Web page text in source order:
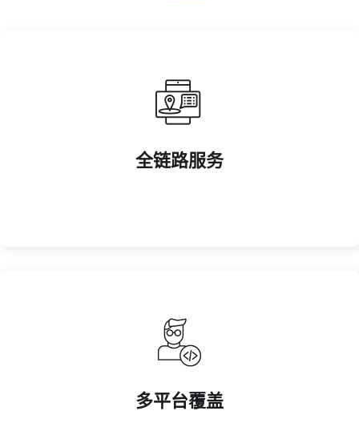
全链路服务
覆盖赛事策划、直播执行及周边运营，实现全产业链无缝
多平台覆盖
打通 PC、移动端及电视端直播渠道，周边产品同步上架